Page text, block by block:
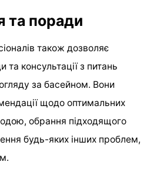
та поради
також дозволяє
та консультації з питань
за басейном. Вони
щодо оптимальних
обрання підходящого
будь-яких інших проблем,